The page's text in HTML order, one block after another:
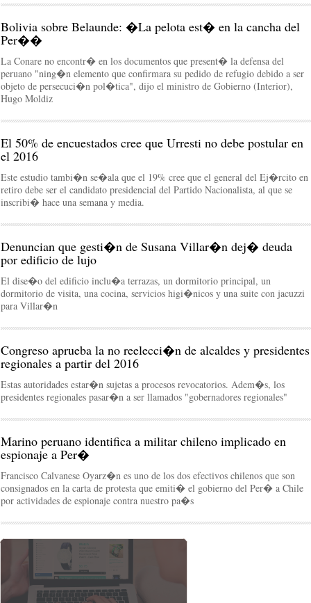
Bolivia sobre Belaunde: �La pelota est� en la cancha del
Per��
La Conare no encontr� en los documentos que present� la defensa del
peruano "ning�n elemento que confirmara su pedido de refugio debido a ser
objeto de persecuci�n pol�tica", dijo el ministro de Gobierno (Interior),
Hugo Moldiz
El 50% de encuestados cree que Urresti no debe postular en
el 2016
Este estudio tambi�n se�ala que el 19% cree que el general del Ej�rcito en
retiro debe ser el candidato presidencial del Partido Nacionalista, al que se
inscribi� hace una semana y media.
Denuncian que gesti�n de Susana Villar�n dej� deuda
por edificio de lujo
El dise�o del edificio inclu�a terrazas, un dormitorio principal, un
dormitorio de visita, una cocina, servicios higi�nicos y una suite con jacuzzi
para Villar�n
Congreso aprueba la no reelecci�n de alcaldes y presidentes
regionales a partir del 2016
Estas autoridades estar�n sujetas a procesos revocatorios. Adem�s, los
presidentes regionales pasar�n a ser llamados "gobernadores regionales"
Marino peruano identifica a militar chileno implicado en
espionaje a Per�
Francisco Calvanese Oyarz�n es uno de los dos efectivos chilenos que son
consignados en la carta de protesta que emiti� el gobierno del Per� a Chile
por actividades de espionaje contra nuestro pa�s